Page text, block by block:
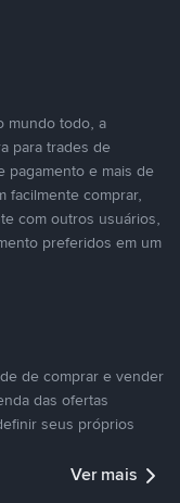
mundo todo, a
para trades de
pagamento e mais de
facilmente comprar,
com outros usuários,
preferidos em um
de comprar e vender
das ofertas
seus próprios
Ver mais